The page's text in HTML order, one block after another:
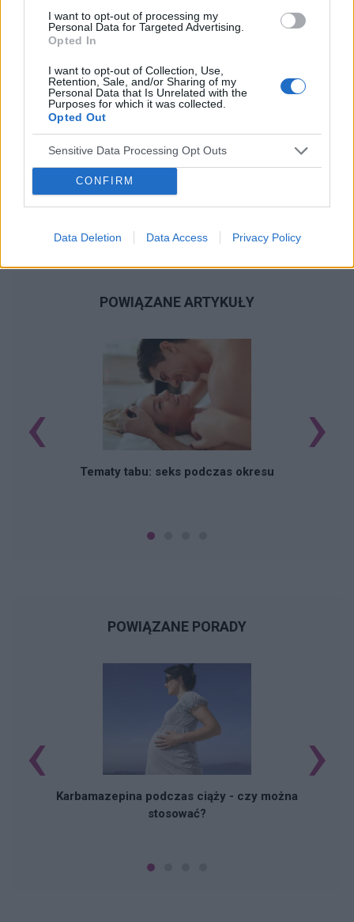
I want to opt-out of processing my
Personal Data for Targeted Advertising.
Opted In
I want to opt-out of Collection, Use,
Retention, Sale, and/or Sharing of my
Personal Data that Is Unrelated with the
Purposes for which it was collected.
Opted Out
Sensitive Data Processing Opt Outs
CONFIRM
Data Deletion Data Access Privacy Policy
POWIĄZANE ARTYKUŁY
Tematy tabu: seks podczas okresu
‹ ›
POWIĄZANE PORADY
Karbamazepina podczas ciąży - czy można
stosować?
‹ ›